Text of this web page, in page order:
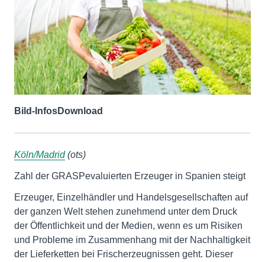
Bild-InfosDownload
Köln/Madrid(ots)
Zahl der GRASPevaluierten Erzeuger in Spanien steigt
Erzeuger, Einzelhändler und Handelsgesellschaften auf
der ganzen Welt stehen zunehmend unter dem Druck
der Öffentlichkeit und der Medien, wenn es um Risiken
und Probleme im Zusammenhang mit der Nachhaltigkeit
der Lieferketten bei Frischerzeugnissen geht. Dieser